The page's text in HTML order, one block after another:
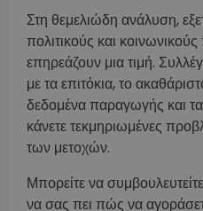
Στη θεμελιώδη ανάλυση,
πολιτικούς και
επηρεάζουν μια τιμή.
με τα επιτόκια, το
δεδομένα παραγωγής και
κάνετε τεκμηριωμένες
των μετοχών.
Μπορείτε να
να σας πει πώς να